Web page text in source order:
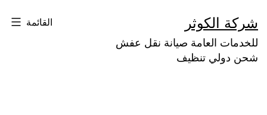
إلى
المحتوى
شركة الكوثر
للخدمات العامة صيانة نقل عفش
شحن دولي تنظيف
القائمة